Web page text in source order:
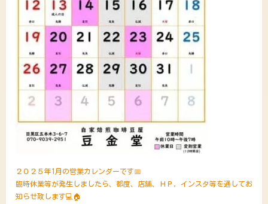
２０２５年1月の営業カレンダーです📅
臨時休業等が発生しましたら、都度、店舗、ＨＰ，インスタ等を通してお
知らせ致します💻🏠